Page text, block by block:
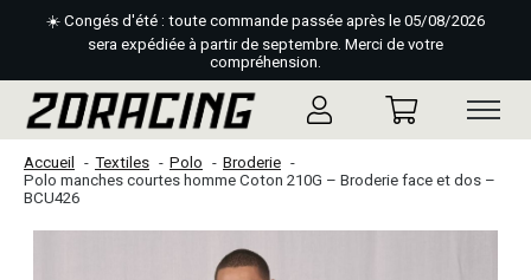
☀️ Congés d'été : toute commande passée après le 05/08/2026
sera expédiée à partir de septembre. Merci de votre
compréhension.
Accueil Textiles Polo
Broderie
Polo manches courtes homme Coton 210G – Broderie face et dos –
BCU426